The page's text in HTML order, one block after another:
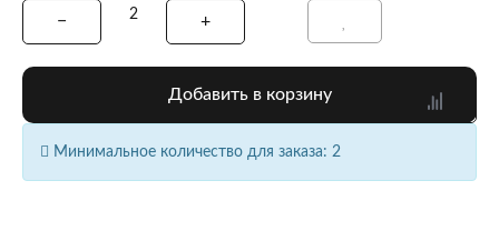
Добавить в корзину
Минимальное количество для заказа: 2